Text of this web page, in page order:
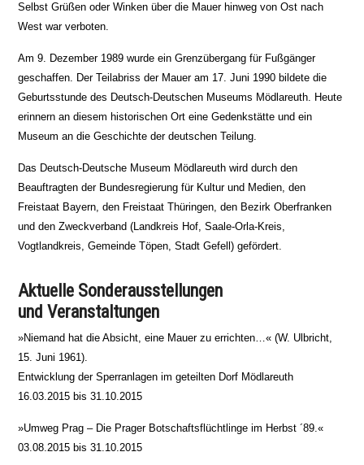
Selbst Grüßen oder Winken über die Mauer hinweg von Ost nach
West war verboten.
Am 9. Dezember 1989 wurde ein Grenzübergang für Fußgänger
geschaffen. Der Teilabriss der Mauer am 17. Juni 1990 bildete die
Geburtsstunde des Deutsch-Deutschen Museums Mödlareuth. Heute
erinnern an diesem historischen Ort eine Gedenkstätte und ein
Museum an die Geschichte der deutschen Teilung.
Das Deutsch-Deutsche Museum Mödlareuth wird durch den
Beauftragten der Bundesregierung für Kultur und Medien, den
Freistaat Bayern, den Freistaat Thüringen, den Bezirk Oberfranken
und den Zweckverband (Landkreis Hof, Saale-Orla-Kreis,
Vogtlandkreis, Gemeinde Töpen, Stadt Gefell) gefördert.
Aktuelle Sonderausstellungen
und Veranstaltungen
»Niemand hat die Absicht, eine Mauer zu errichten…« (W. Ulbricht,
15. Juni 1961).
Entwicklung der Sperranlagen im geteilten Dorf Mödlareuth
16.03.2015 bis 31.10.2015
»Umweg Prag – Die Prager Botschaftsflüchtlinge im Herbst ´89.«
03.08.2015 bis 31.10.2015